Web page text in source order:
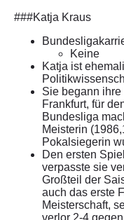
###Katja Kraus
Keine
Katja ist
Sie begann
Frankfurt, für
Bundesliga
Meisterin
Pokalsiegerin
Den ersten
verpasste sie
Großteil der
auch das erste
Meisterschaft,
verlor 2-4